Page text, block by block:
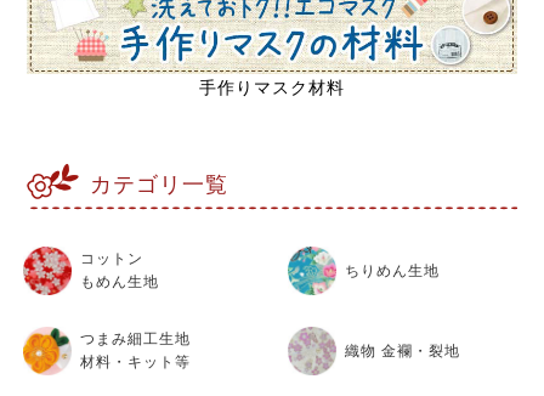
手作りマスク材料
カテゴリ一覧
コットン
もめん生地
ちりめん生地
つまみ細工生地
材料・キット等
織物 金襴・裂地